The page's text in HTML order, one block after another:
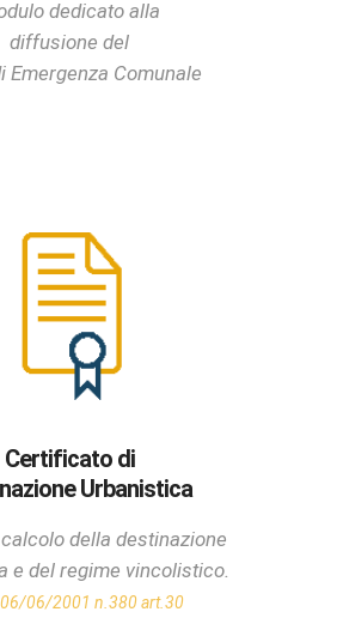
dedicato alla
diffusione del
Emergenza Comunale
Certificato di
Urbanistica
della destinazione
e del regime vincolistico.
06/06/2001 n.380 art.30